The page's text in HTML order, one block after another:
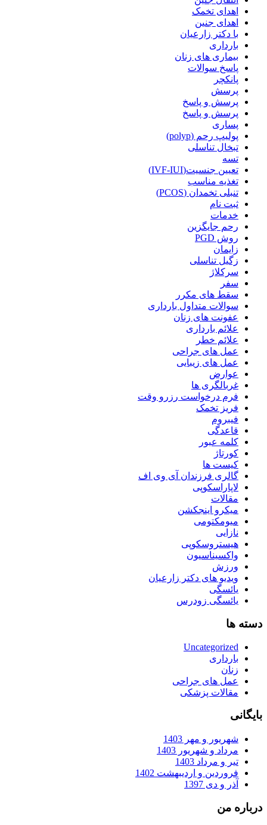
اهدای تخمک
اهدای جنین
با دکتر زارعیان
بارداری
بیماری های زنان
پاسخ سوالات
پانکچر
پرسش
پرسش و پاسخ
پرسش و پاسخ
پساری
پولیپ رحم (polyp)
تبخال تناسلی
تسه
تعیین جنسیت(IVF-IUI)
تغذیه مناسب
تنبلی تخمدان (PCOS)
ثبت نام
خدمات
رحم جایگزین
روش PGD
زایمان
زگیل تناسلی
سرکلاژ
سفر
سقط های مکرر
سوالات متداول بارداری
عفونت های زنان
علائم بارداری
علائم خطر
عمل های جراحی
عمل های زیبایی
عوارض
غربالگری ها
فرم درخواست رزرو وقت
فریز تخمک
فیبروم
قاعدگی
کلمه عبور
کورتاژ
کیست ها
گالری فرزندان آی وی اف
لاپاراسکوپی
مقالات
میکرو اینجکشن
میومکتومی
نازایی
هیستروسکوپی
واکسیناسیون
ورزش
ویدیو های دکتر زارعیان
یائسگی
یائسگی زودرس
دسته ها
Uncategorized
بارداری
زنان
عمل های جراحی
مقالات پزشکی
بایگانی
شهریور و مهر 1403
مرداد و شهریور 1403
تیر و مرداد 1403
فروردین و اردیبهشت 1402
آذر و دی 1397
درباره من